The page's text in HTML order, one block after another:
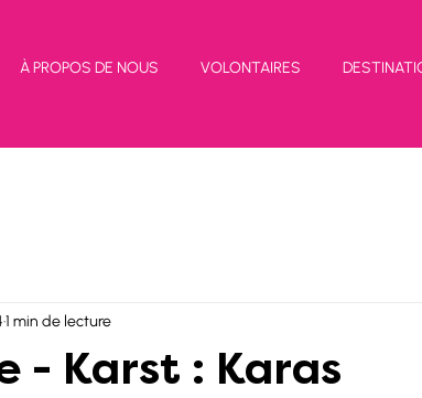
À PROPOS DE NOUS VOLONTAIRES
- Karst : Karas
1 min de lecture